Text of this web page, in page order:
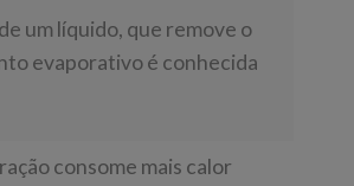
um líquido, que remove o
evaporativo é conhecida
consome mais calor